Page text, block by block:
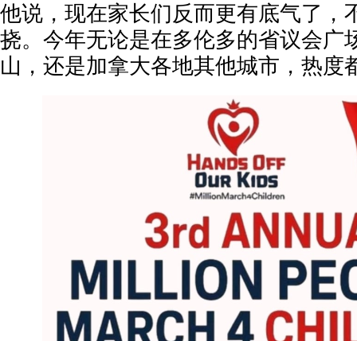
他说，现在家长们反而更有底气了，
挠。今年无论是在多伦多的省议会广
山，还是加拿大各地其他城市，热度